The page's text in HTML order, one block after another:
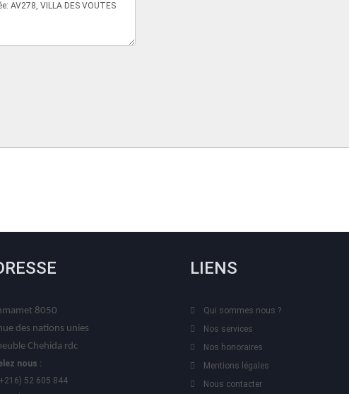
8050
des nations unies
Chehida rdc
nous :
52 605 844
LIENS
Qui sommes nous ?
Nos services
Nos honoraires
Mentions légales
Nous contacter